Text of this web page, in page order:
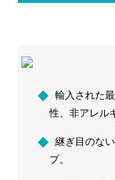
◆ 輸入された
性、非アレル
◆ 継ぎ目のな
プ。